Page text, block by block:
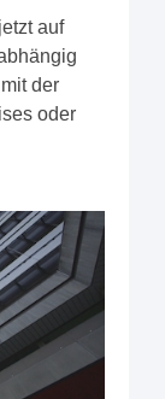
auf
der
oder